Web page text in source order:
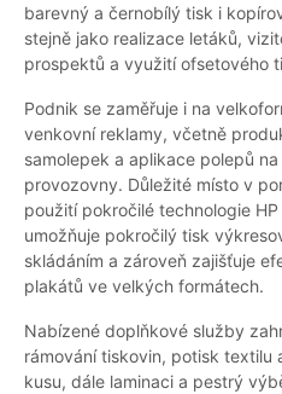
barevný a černobílý tisk i
stejně jako realizace letáků,
prospektů a využití ofsetového
Podnik se zaměřuje i na
venkovní reklamy, včetně
samolepek a aplikace polepů
provozovny. Důležité místo v
použití pokročilé technologie
umožňuje pokročilý tisk
skládáním a zároveň zajišťuje
plakátů ve velkých formátech.
Nabízené doplňkové služby
rámování tiskovin, potisk textilu
kusu, dále laminaci a pestrý